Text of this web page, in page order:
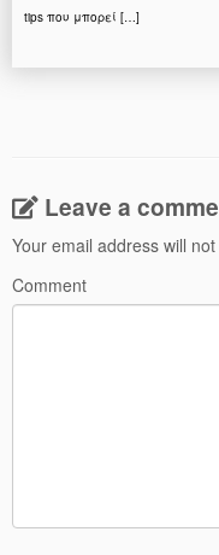
tips που μπορεί […]
Leave a
Your email address will
Comment